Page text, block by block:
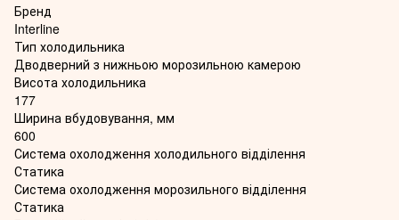
Бренд
Interline
Тип холодильника
Дводверний з нижньою морозильною камерою
Висота холодильника
177
Ширина вбудовування, мм
600
Система охолодження холодильного відділення
Статика
Система охолодження морозильного відділення
Статика